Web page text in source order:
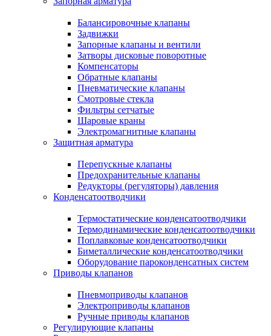
Балансировочные клапаны
Задвижки
Запорные клапаны и вентили
Затворы дисковые поворотные
Компенсаторы
Обратные клапаны
Пневматические клапаны
Смотровые стекла
Фильтры сетчатые
Шаровые краны
Электромагнитные клапаны
Защитная арматура
Перепускные клапаны
Предохранительные клапаны
Редукторы (регуляторы) давления
Конденсатоотводчики
Термостатические конденсатоотводчики
Термодинамические конденсатоотводчики
Поплавковые конденсатоотводчики
Биметаллические конденсатоотводчики
Оборудование пароконденсатных систем
Приводы клапанов
Пневмоприводы клапанов
Электроприводы клапанов
Ручные приводы клапанов
Регулирующие клапаны